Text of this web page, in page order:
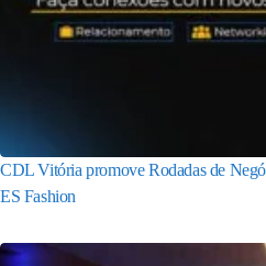
CDL Vitória promove Rodadas de
ES Fashion